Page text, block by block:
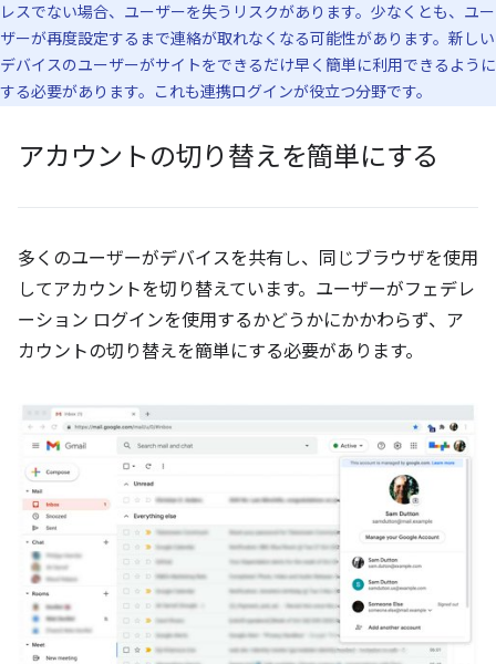
レスでない場合、ユーザーを失うリスクがあります。少なくとも、ユー
ザーが再度設定するまで連絡が取れなくなる可能性があります。新しい
デバイスのユーザーがサイトをできるだけ早く簡単に利用できるように
する必要があります。これも連携ログインが役立つ分野です。
アカウントの切り替えを簡単にする
多くのユーザーがデバイスを共有し、同じブラウザを使用
してアカウントを切り替えています。ユーザーがフェデレ
ーション ログインを使用するかどうかにかかわらず、ア
カウントの切り替えを簡単にする必要があります。